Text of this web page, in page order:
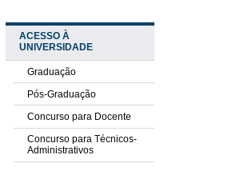
ACESSO À
UNIVERSIDADE
Graduação
Pós-Graduação
Concurso para Docente
Concurso para Técnicos-
Administrativos